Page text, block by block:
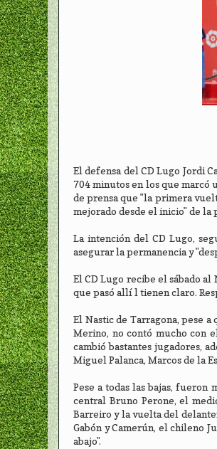
El defensa del CD Lugo Jordi
704 minutos en los que marcó
de prensa que "la primera
mejorado desde el inicio" de la
La intención del CD Lugo,
asegurar la permanencia y
El CD Lugo recibe el sábado
que pasó allí l tienen claro.
El Nastic de Tarragona, pese
Merino, no contó mucho con
cambió bastantes jugadores,
Miguel Palanca, Marcos de la
Pese a todas las bajas, fueron
central Bruno Perone, el
Barreiro y la vuelta del
Gabón y Camerún, el chileno
abajo".